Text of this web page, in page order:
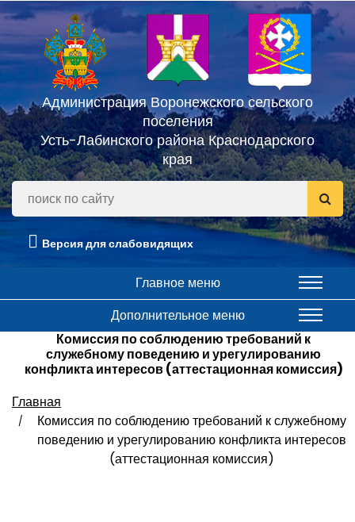
Администрация Воронежского сельского
поселения
Усть-Лабинского района Краснодарского
края
Версия для слабовидящих
Главное меню
Дополнительное меню
Комиссия по соблюдению требований к
служебному поведению и урегулированию
конфликта интересов (аттестационная комиссия)
Главная
Комиссия по соблюдению требований к служебному
поведению и урегулированию конфликта интересов
(аттестационная комиссия)